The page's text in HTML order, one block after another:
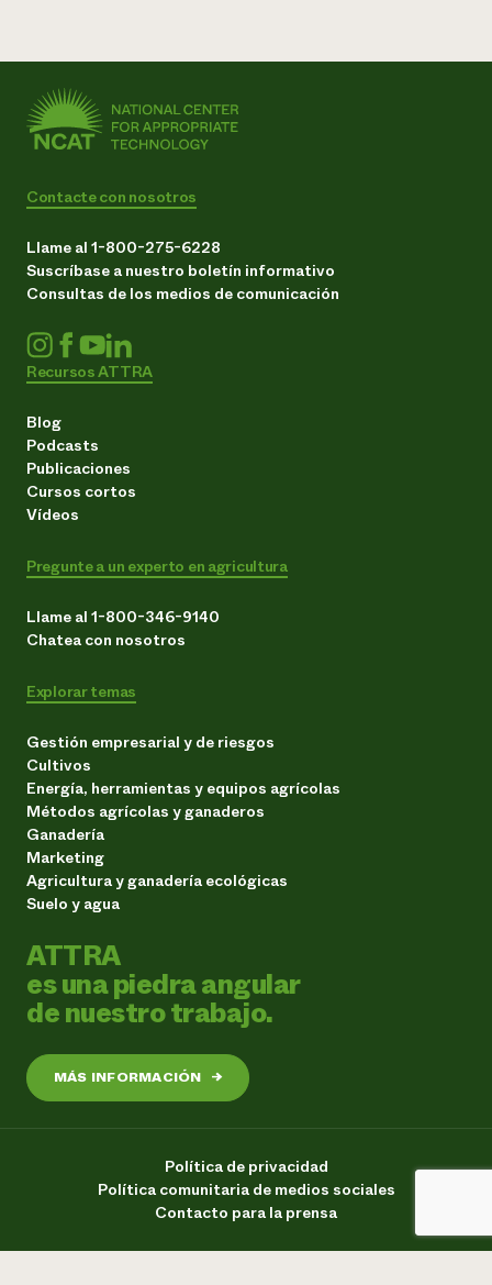
Contacte con nosotros
Llame al 1-800-275-6228
Suscríbase a nuestro boletín informativo
Consultas de los medios de comunicación
Recursos ATTRA
Blog
Podcasts
Publicaciones
Cursos cortos
Vídeos
Pregunte a un experto en agricultura
Llame al 1-800-346-9140
Chatea con nosotros
Explorar temas
Gestión empresarial y de riesgos
Cultivos
Energía, herramientas y equipos agrícolas
Métodos agrícolas y ganaderos
Ganadería
Marketing
Agricultura y ganadería ecológicas
Suelo y agua
ATTRA
es una piedra angular
de nuestro trabajo.
MÁS INFORMACIÓN →
Política de privacidad
Política comunitaria de medios sociales
Contacto para la prensa